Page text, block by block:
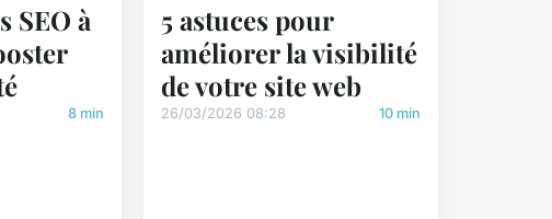
SEO à
8 min
5 astuces pour
améliorer la visibilité
de votre site web
26/03/2026 08:28 10 min